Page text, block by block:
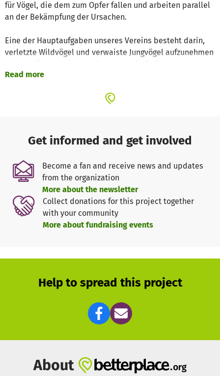
für Vögel, die dem zum Opfer fallen und arbeiten parallel
an der Bekämpfung der Ursachen.
Eine der Hauptaufgaben unseres Vereins besteht darin,
verletzte Wildvögel und verwaiste Jungvögel aufzunehmen
entlassen. Für die Entwöhnung vom Menschen und die
Außenvoliere unverzichtbar.
Voliere. Bisher mussten wir unsere Schützlinge deswegen
50 Kilometer zur nächsten Pflegestelle fahren. Das kostet
uns wertvolle Zeit und Geld, das wir sinnvoller einsetzen
könnten.
Wir sind in der glücklichen Lage, dass unser Vermieter
dem Bau der Volieren bereits zugestimmt und uns einen
Teil seines Gartens überlassen hat. Jetzt hängt es nur noch
von der Spendenbereitschaft unserer Unterstützer ab,
unserer Website
www.wildvogelhilfe-saalekreis.de
Hier werden wir den Bau der Voliere dokumentieren und
Da wir auch weit über die Grenzen unseres Landkreises
Hilfe anbieten ist eine weite Verbreitung unseres
Read more
Get informed and get involved
Become a fan and receive news and updates
from the organization
More about the newsletter
Collect donations for this project together
with your community
More about fundraising events
Help to spread this project
About